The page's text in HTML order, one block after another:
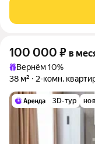
оплачиваются
без питомцев. Срок
100 000 ₽ в
Вернём 10%
38 м²
2-комн.
3D-тур